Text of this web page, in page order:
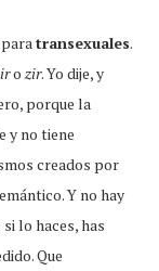
transexuales.
o zir. Yo dije, y
porque la
y no tiene
creados por
Y no hay
lo haces, has
Que